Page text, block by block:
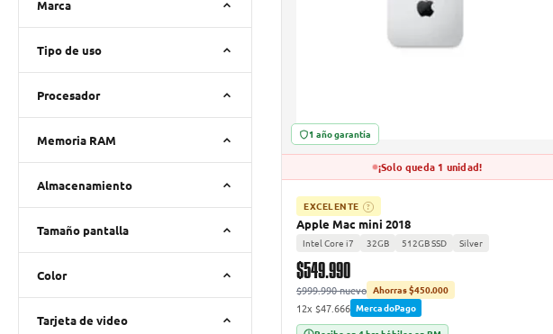
Marca
Tipo de uso
Procesador
Memoria RAM
Almacenamiento
Tamaño pantalla
Color
Tarjeta de video
1 año garantía
¡Solo queda 1 unidad!
EXCELENTE ?
Apple Mac mini 2018
Intel Core i7 32GB 512GB SSD Silver
$549.990
$999.990 nuevo Ahorras $450.000
12x $47.666 MercadoPago